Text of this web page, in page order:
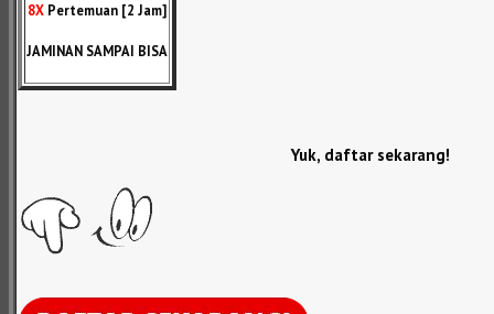
8X Pertemuan [2 Jam]
JAMINAN SAMPAI BISA
Yuk, daftar sekarang!